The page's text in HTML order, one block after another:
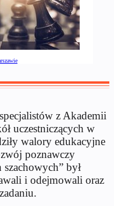
z Akademii
uczestniczących w
walory edukacyjne
poznawczy
szachowych” był
i odejmowali oraz